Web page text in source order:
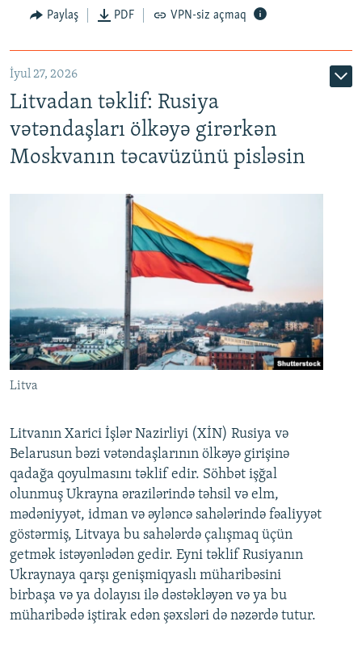
Paylaş PDF VPN-siz açmaq
İyul 27, 2026
Litvadan təklif: Rusiya
vətəndaşları ölkəyə girərkən
Moskvanın təcavüzünü pisləsin
Litva
Litvanın Xarici İşlər Nazirliyi (XİN) Rusiya və
Belarusun bəzi vətəndaşlarının ölkəyə girişinə
qadağa qoyulmasını təklif edir. Söhbət işğal
olunmuş Ukrayna ərazilərində təhsil və elm,
mədəniyyət, idman və əyləncə sahələrində fəaliyyət
göstərmiş, Litvaya bu sahələrdə çalışmaq üçün
getmək istəyənlədən gedir. Eyni təklif Rusiyanın
Ukraynaya qarşı genişmiqyaslı müharibəsini
birbaşa və ya dolayısı ilə dəstəkləyən və ya bu
müharibədə iştirak edən şəxsləri də nəzərdə tutur.